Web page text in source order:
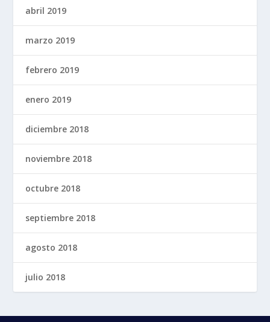
abril 2019
marzo 2019
febrero 2019
enero 2019
diciembre 2018
noviembre 2018
octubre 2018
septiembre 2018
agosto 2018
julio 2018